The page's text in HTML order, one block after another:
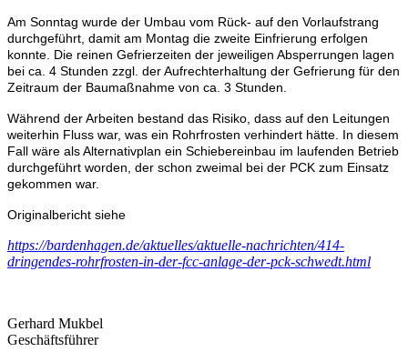
Am Sonntag wurde der Umbau vom Rück- auf den Vorlaufstrang
durchgeführt, damit am Montag die zweite Einfrierung erfolgen
konnte. Die reinen Gefrierzeiten der jeweiligen Absperrungen lagen
bei ca. 4 Stunden zzgl. der Aufrechterhaltung der Gefrierung für den
Zeitraum der Baumaßnahme von ca. 3 Stunden.
Während der Arbeiten bestand das Risiko, dass auf den Leitungen
weiterhin Fluss war, was ein Rohrfrosten verhindert hätte. In diesem
Fall wäre als Alternativplan ein Schiebereinbau im laufenden Betrieb
durchgeführt worden, der schon zweimal bei der PCK zum Einsatz
gekommen war.
Originalbericht siehe
https://bardenhagen.de/aktuelles/aktuelle-nachrichten/414-
dringendes-rohrfrosten-in-der-fcc-anlage-der-pck-schwedt.html
Gerhard Mukbel
Geschäftsführer